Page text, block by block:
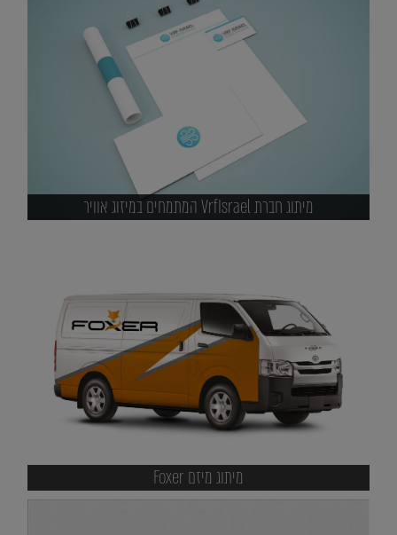
מיתוג חברת VrfIsrael המתמחים במיזוג אוויר
מיתוג מיזם Foxer